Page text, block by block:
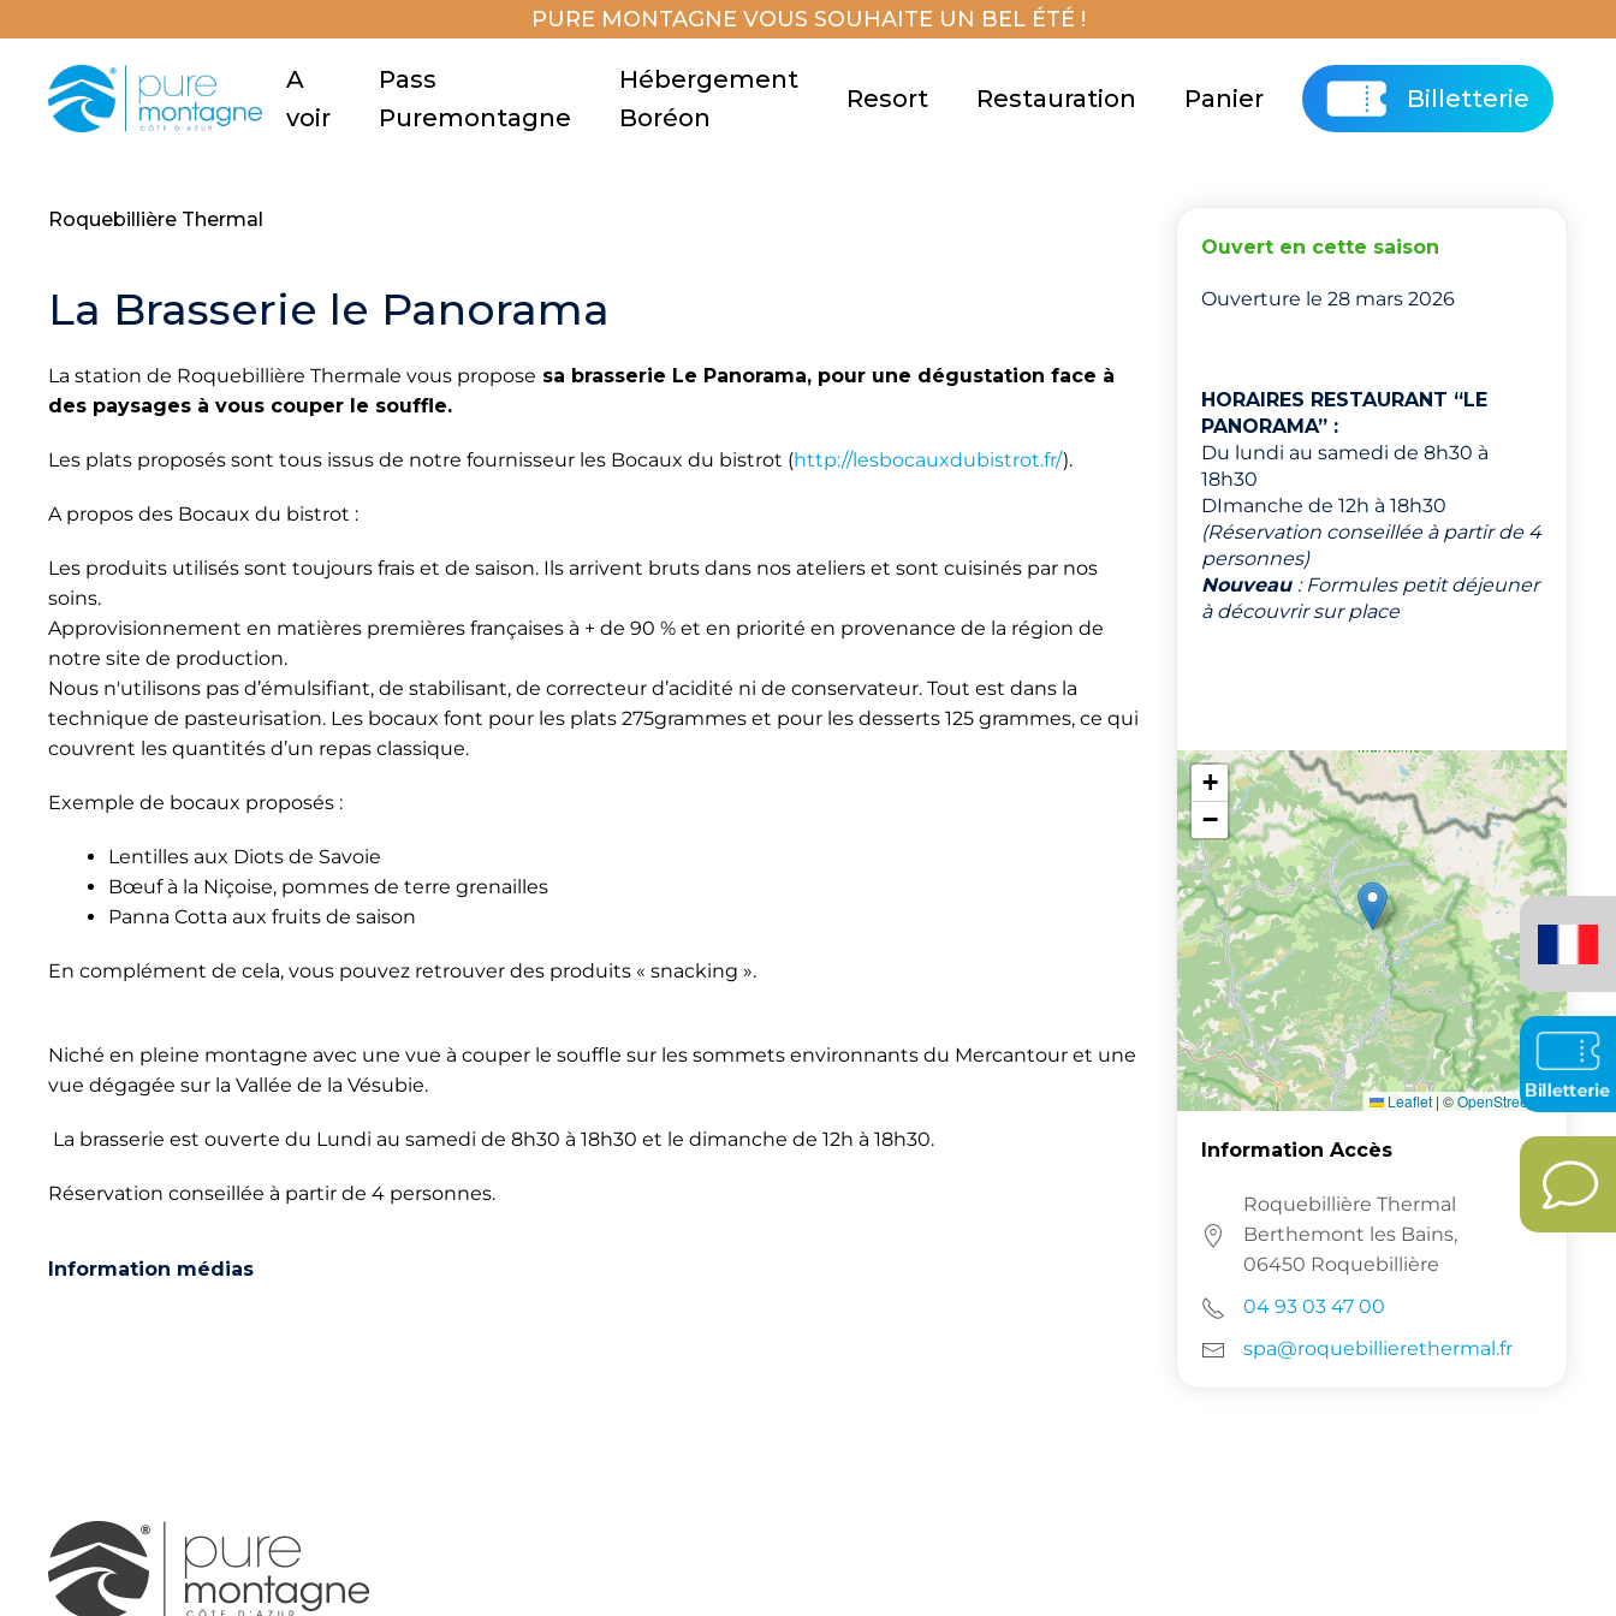
PURE MONTAGNE VOUS SOUHAITE UN BEL ÉTÉ !
A
voir
Pass
Puremontagne
Hébergement
Boréon
Resort Restauration Panier Billetterie
Roquebillière Thermal
La Brasserie le Panorama
La station de Roquebillière Thermale vous propose sa brasserie Le Panorama, pour une dégustation face à
des paysages à vous couper le souffle.
Les plats proposés sont tous issus de notre fournisseur les Bocaux du bistrot (http://lesbocauxdubistrot.fr/).
A propos des Bocaux du bistrot :
Les produits utilisés sont toujours frais et de saison. Ils arrivent bruts dans nos ateliers et sont cuisinés par nos
soins.
Approvisionnement en matières premières françaises à + de 90 % et en priorité en provenance de la région de
notre site de production.
Nous n'utilisons pas d’émulsifiant, de stabilisant, de correcteur d’acidité ni de conservateur. Tout est dans la
technique de pasteurisation. Les bocaux font pour les plats 275grammes et pour les desserts 125 grammes, ce qui
couvrent les quantités d’un repas classique.
Exemple de bocaux proposés :
Lentilles aux Diots de Savoie
Bœuf à la Niçoise, pommes de terre grenailles
Panna Cotta aux fruits de saison
En complément de cela, vous pouvez retrouver des produits « snacking ».
Niché en pleine montagne avec une vue à couper le souffle sur les sommets environnants du Mercantour et une
vue dégagée sur la Vallée de la Vésubie.
La brasserie est ouverte du Lundi au samedi de 8h30 à 18h30 et le dimanche de 12h à 18h30.
Réservation conseillée à partir de 4 personnes.
Information médias
Ouvert en cette saison
Ouverture le 28 mars 2026
HORAIRES RESTAURANT “LE
PANORAMA” :
Du lundi au samedi de 8h30 à
18h30
DImanche de 12h à 18h30
(Réservation conseillée à partir de 4
personnes)
Nouveau : Formules petit déjeuner
à découvrir sur place
+
−
Leaflet | ©OpenStreetMap
Information Accès
Roquebillière Thermal
Berthemont les Bains,
06450 Roquebillière
04 93 03 47 00
spa@roquebillierethermal.fr